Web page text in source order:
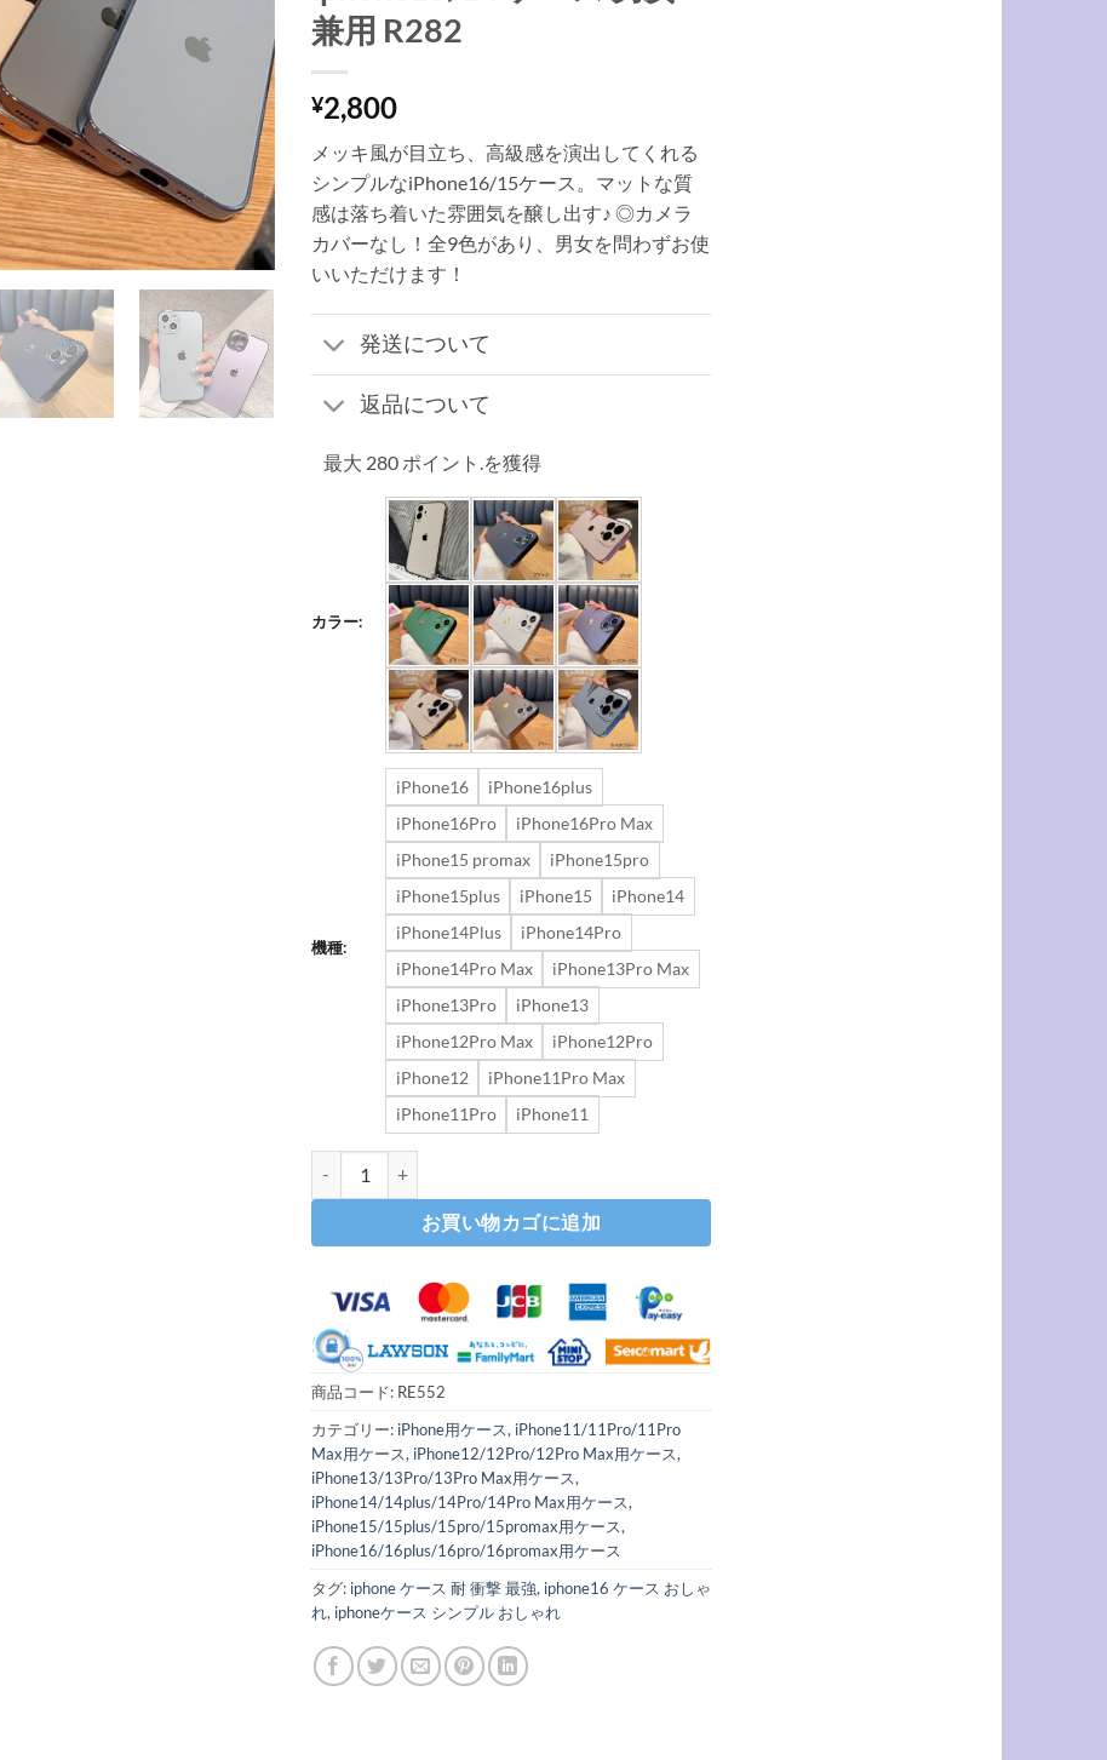
兼用 R282
¥2,800
メッキ風が目立ち、高級感を演出してくれる
シンプルなiPhone16/15ケース。マットな質
感は落ち着いた雰囲気を醸し出す♪ ◎カメラ
カバーなし！全9色があり、男女を問わずお使
いいただけます！
発送について
返品について
最大 280 ポイント.を獲得
カラー:
機種:
iPhone16
iPhone16plus
iPhone16Pro
iPhone16Pro Max
iPhone15 promax
iPhone15pro
iPhone15plus
iPhone15
iPhone14
iPhone14Plus
iPhone14Pro
iPhone14Pro Max
iPhone13Pro Max
iPhone13Pro
iPhone13
iPhone12Pro Max
iPhone12Pro
iPhone12
iPhone11Pro Max
iPhone11Pro
iPhone11
お買い物カゴに追加
商品コード: RE552
カテゴリー: iPhone用ケース, iPhone11/11Pro/11Pro
Max用ケース, iPhone12/12Pro/12Pro Max用ケース,
iPhone13/13Pro/13Pro Max用ケース,
iPhone14/14plus/14Pro/14Pro Max用ケース,
iPhone15/15plus/15pro/15promax用ケース,
iPhone16/16plus/16pro/16promax用ケース
タグ: iphone ケース 耐 衝撃 最強, iphone16 ケース おしゃ
れ, iphoneケース シンプル おしゃれ